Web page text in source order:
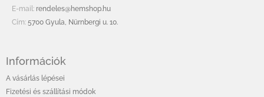
E-mail: rendeles@hemshop.hu
Cím: 5700 Gyula, Nürnbergi u. 10.
Információk
A vásárlás lépései
Fizetési és szállítási módok